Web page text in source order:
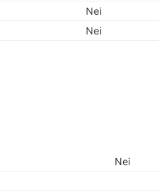
Nei
Nei
Nei